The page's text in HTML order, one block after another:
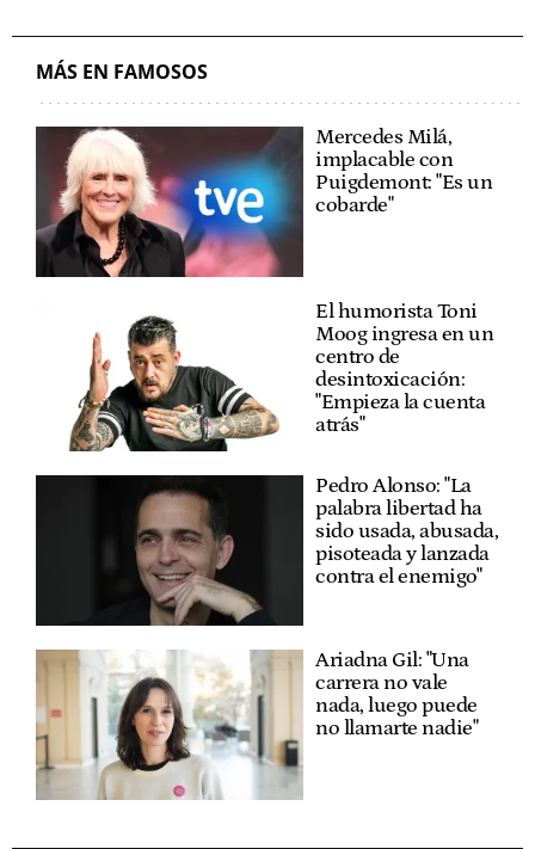
MÁS EN FAMOSOS
Mercedes Milá,
implacable con
Puigdemont: "Es un
cobarde"
El humorista Toni
Moog ingresa en un
centro de
desintoxicación:
"Empieza la cuenta
atrás"
Pedro Alonso: "La
palabra libertad ha
sido usada, abusada,
pisoteada y lanzada
contra el enemigo"
Ariadna Gil: "Una
carrera no vale
nada, luego puede
no llamarte nadie"